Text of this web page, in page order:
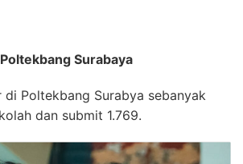
Surabaya
Poltekbang Surabya sebanyak
dan submit 1.769.